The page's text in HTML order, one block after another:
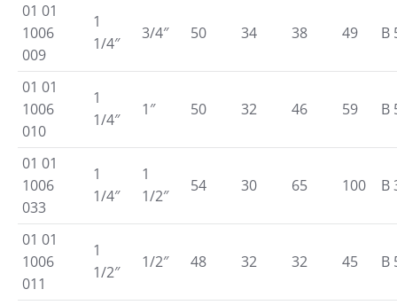
01 01
1006
009
1
1/4″
3/4″ 50 34 38 49 B
01 01
1006
010
1
1/4″
1″ 50 32 46 59 B
01 01
1006
033
1
1/4″
1
1/2″
54 30 65 100 B
01 01
1006
011
1
1/2″
1/2″ 48 32 32 45 B